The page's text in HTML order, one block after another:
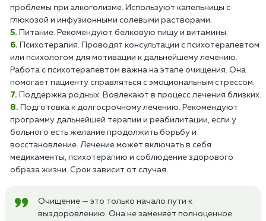
проблемы при алкоголизме. Используют капельницы с
глюкозой и инфузионными солевыми растворами.
Питание. Рекомендуют белковую пищу и витамины.
Психотерапия. Проводят консультации с психотерапевтом
или психологом для мотивации к дальнейшему лечению.
Работа с психотерапевтом важна на этапе очищения. Она
помогает пациенту справляться с эмоциональным стрессом.
Поддержка родных. Вовлекают в процесс лечения близких.
Подготовка к долгосрочному лечению. Рекомендуют
программу дальнейшей терапии и реабилитации, если у
больного есть желание продолжить борьбу и
восстановление. Лечение может включать в себя
медикаменты, психотерапию и соблюдение здорового
образа жизни. Срок зависит от случая.
Очищение — это только начало пути к
выздоровлению. Она не заменяет полноценное